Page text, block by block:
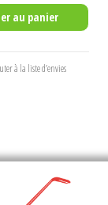
au panier
à la liste d’envies